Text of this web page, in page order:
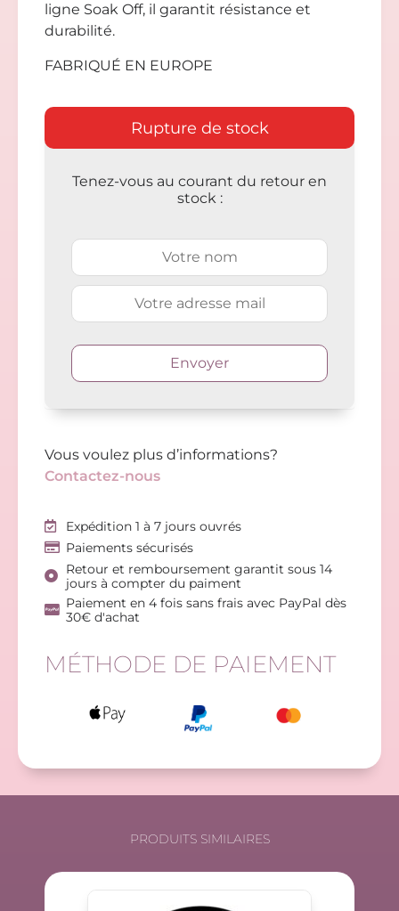
ligne Soak Off, il garantit résistance et
durabilité.
FABRIQUÉ EN EUROPE
Rupture de stock
Tenez-vous au courant du retour en
stock :
Vous voulez plus d’informations?
Contactez-nous
Expédition 1 à 7 jours ouvrés
Paiements sécurisés
Retour et remboursement garantit sous 14
jours à compter du paiment
Paiement en 4 fois sans frais avec PayPal dès
30€ d'achat
MÉTHODE DE PAIEMENT
PRODUITS SIMILAIRES